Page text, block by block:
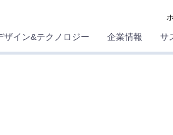
ザイン&テクノロジー 企業情報 サ